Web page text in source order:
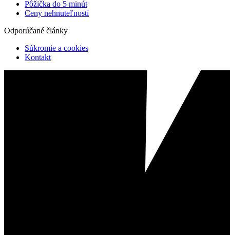
Pôžička do 5 minút
Ceny nehnuteľností
Odporúčané články
Súkromie a cookies
Kontakt